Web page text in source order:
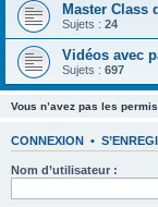
Master Class
Sujets : 24
Vidéos avec
Sujets : 697
Vous n’avez pas les
CONNEXION •
Nom d’utilisateur :